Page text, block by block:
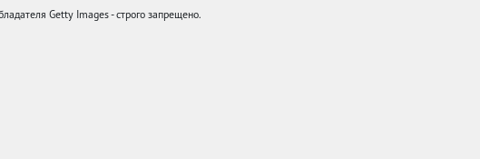
Getty Images - строго запрещено.